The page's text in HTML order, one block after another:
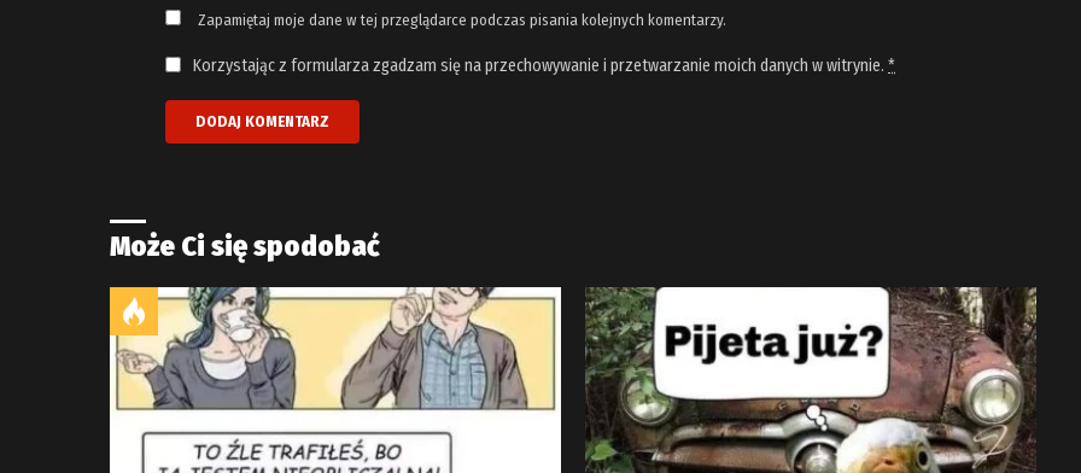
Zapamiętaj moje dane w tej przeglądarce podczas pisania kolejnych komentarzy.
Korzystając z formularza zgadzam się na przechowywanie i przetwarzanie moich danych w witrynie. *
Może Ci się spodobać